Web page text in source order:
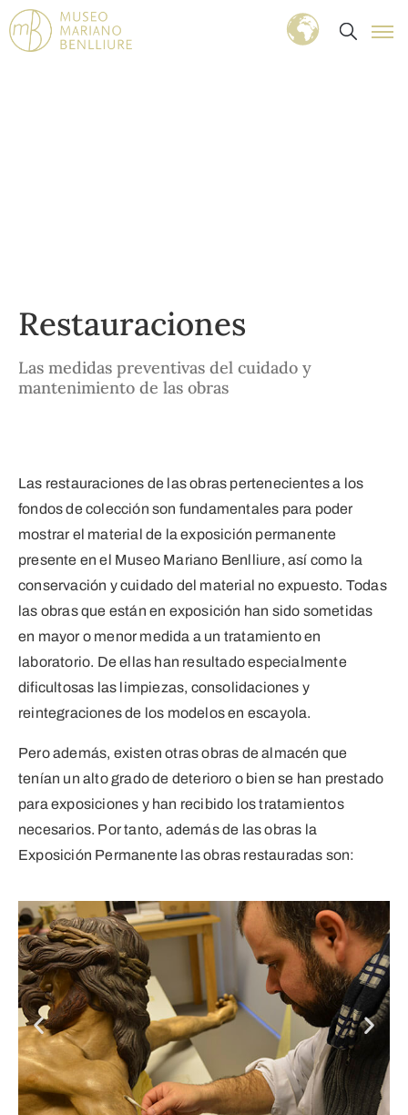
Restauraciones
Las medidas preventivas del cuidado y
mantenimiento de las obras
Las restauraciones de las obras pertenecientes a los
fondos de colección son fundamentales para poder
mostrar el material de la exposición permanente
presente en el Museo Mariano Benlliure, así como la
conservación y cuidado del material no expuesto. Todas
las obras que están en exposición han sido sometidas
en mayor o menor medida a un tratamiento en
laboratorio. De ellas han resultado especialmente
dificultosas las limpiezas, consolidaciones y
reintegraciones de los modelos en escayola.
Pero además, existen otras obras de almacén que
tenían un alto grado de deterioro o bien se han prestado
para exposiciones y han recibido los tratamientos
necesarios. Por tanto, además de las obras la
Exposición Permanente las obras restauradas son: